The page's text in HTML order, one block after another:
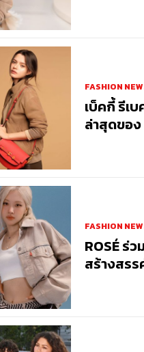
FASHION
เบ็คกี้ รีเ
ล่าสุดของ
FASHION
ROSÉ ร่
สร้างสรร